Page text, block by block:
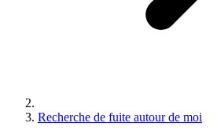
Recherche de fuite autour de moi